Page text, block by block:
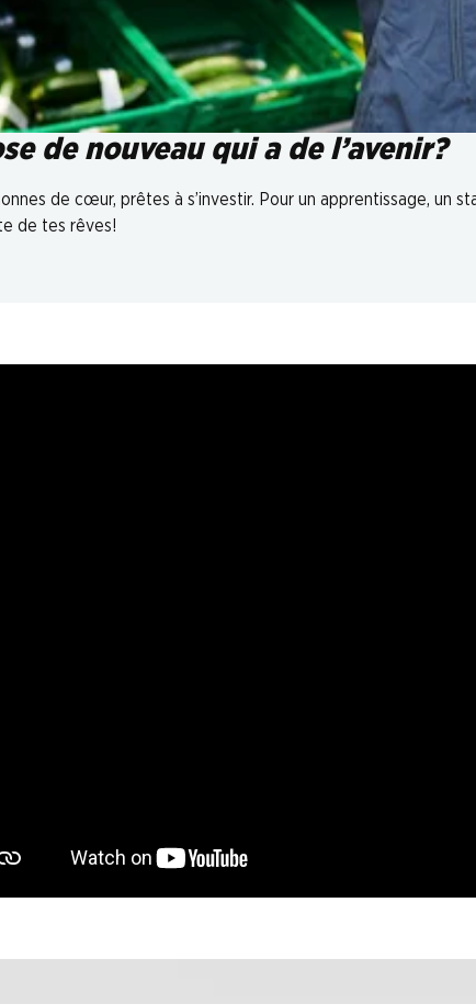
de nouveau qui a de l’avenir?
de cœur, prêtes à s’investir. Pour un apprentissage,
de tes rêves!